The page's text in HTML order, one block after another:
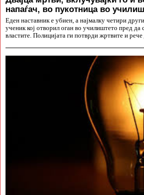
напаѓач, во пукотница во
Еден наставник е убиен, а најмалку четири
ученик кој отворил оган во училиштето пред да
властите. Полицијата ги потврди жртвите и